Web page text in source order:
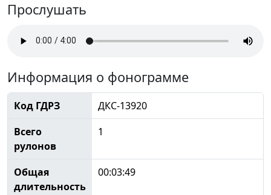
Прослушать
Информация о фонограмме
Код ГДРЗ
ДКС-13920
Всего
рулонов
1
Общая
длительность
00:03:49